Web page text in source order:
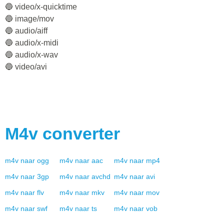
🔵 video/x-quicktime
🔵 image/mov
🔵 audio/aiff
🔵 audio/x-midi
🔵 audio/x-wav
🔵 video/avi
M4v converter
m4v naar ogg m4v naar aac m4v naar mp4
m4v naar 3gp m4v naar avchd m4v naar avi
m4v naar flv m4v naar mkv m4v naar mov
m4v naar swf m4v naar ts m4v naar vob